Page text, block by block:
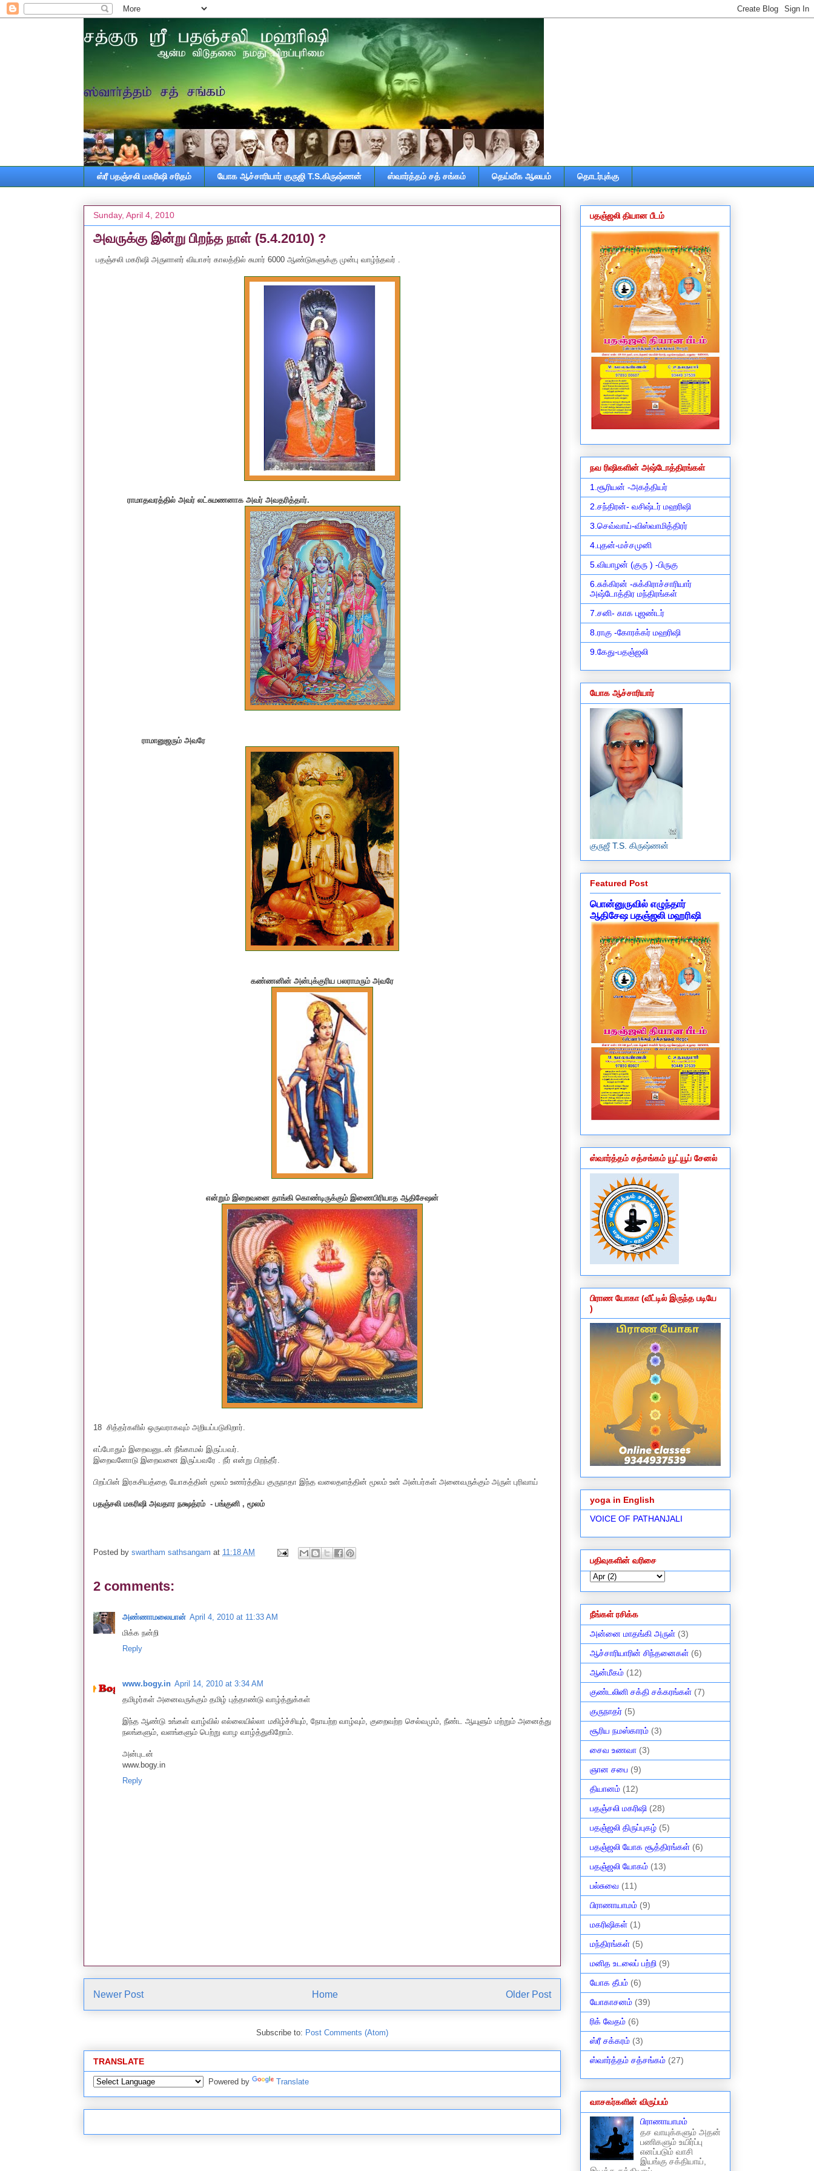
ஸ்ரீ பதஞ்சலி மகரிஷி சரிதம் யோக ஆச்சாரியார் குருஜி T.S.கிருஷ்ணன் ஸ்வார்த்தம் சத் சங்கம் தெய்வீக ஆலயம் தொடர்புக்கு
Sunday, April 4, 2010
அவருக்கு இன்று பிறந்த நாள் (5.4.2010) ?
பதஞ்சலி மகரிஷி அருளாளர் வியாசர் காலத்தில் சுமார் 6000 ஆண்டுகளுக்கு முன்பு வாழ்ந்தவர் .
ராமாதவரத்தில் அவர் லட்சுமணனாக அவர் அவதரித்தார்.
ராமானுஜரும் அவரே
கண்ணனின் அன்புக்குரிய பலராமரும் அவரே
என்றும் இறைவனை தாங்கி கொண்டிருக்கும் இணைபிரியாத ஆதிசேஷன்
18 சித்தர்களில் ஒருவராகவும் அறியப்படுகிறார்.
எப்போதும் இறைவனுடன் நீங்காமல் இருப்பவர்.
இறைவனோடு இறைவனை இருப்பவரே . நீர் என்று பிறந்தீர்.
பிறப்பின் இரகசியத்தை யோகத்தின் மூலம் உணர்த்திய குருநாதா இந்த வலைதளத்தின் மூலம் உன் அன்பர்கள் அனைவருக்கும் அருள் புரிவாய்
பதஞ்சலி மகரிஷி அவதார நக்ஷத்ரம் - பங்குனி , மூலம்
Posted by swartham sathsangam at 11:18 AM
2 comments:
அண்ணாமலையான் April 4, 2010 at 11:33 AM
மிக்க நன்றி
Reply
www.bogy.in April 14, 2010 at 3:34 AM
தமிழர்கள் அனைவருக்கும் தமிழ் புத்தாண்டு வாழ்த்துக்கள்
இந்த ஆண்டு உங்கள் வாழ்வில் எல்லையில்லா மகிழ்ச்சியும், நோயற்ற வாழ்வும், குறைவற்ற செல்வமும், நீண்ட ஆயுளும் மற்றும் அனைத்து
நலங்களும், வளங்களும் பெற்று வாழ வாழ்த்துகிறோம்.
அன்புடன்
www.bogy.in
Reply
Newer Post Older Post
Home
Subscribe to: Post Comments (Atom)
TRANSLATE
Powered by Translate
பதஞ்ஜலி தியான பீடம்
நவ ரிஷிகளின் அஷ்டோத்திரங்கள்
1.சூரியன் -அகத்தியர்
2.சந்திரன்- வசிஷ்டர் மஹரிஷி
3.செவ்வாய்-விஸ்வாமித்திரர்
4.புதன்-மச்சமுனி
5.வியாழன் (குரு ) -பிருகு
6.சுக்கிரன் -சுக்கிராச்சாரியார்
அஷ்டோத்திர மந்திரங்கள்
7.சனி- காக புஜண்டர்
8.ராகு -கோரக்கர் மஹரிஷி
9.கேது-பதஞ்ஜலி
யோக ஆச்சாரியார்
குருஜீ T.S. கிருஷ்ணன்
Featured Post
பொன்னுருவில் எழுந்தார்
ஆதிசேஷ பதஞ்ஜலி மஹரிஷி
ஸ்வார்த்தம் சத்சங்கம் யூட்யூப் சேனல்
பிராண யோகா (வீட்டில் இருந்த படியே
)
yoga in English
VOICE OF PATHANJALI
பதிவுகளின் வரிசை
நீங்கள் ரசிக்க
அன்னை மாதங்கி அருள் (3)
ஆச்சாரியாரின் சிந்தனைகள் (6)
ஆன்மீகம் (12)
குண்டலினி சக்தி சக்கரங்கள் (7)
குருநாதர் (5)
சூரிய நமஸ்காரம் (3)
சைவ உணவா (3)
ஞான சபை (9)
தியானம் (12)
பதஞ்சலி மகரிஷி (28)
பதஞ்ஜலி திருப்புகழ் (5)
பதஞ்ஜலி யோக சூத்திரங்கள் (6)
பதஞ்ஜலி யோகம் (13)
பல்சுவை (11)
பிராணாயாமம் (9)
மகரிஷிகள் (1)
மந்திரங்கள் (5)
மனித உடலைப் பற்றி (9)
யோக தீபம் (6)
யோகாசனம் (39)
ரிக் வேதம் (6)
ஸ்ரீ சக்கரம் (3)
ஸ்வார்த்தம் சத்சங்கம் (27)
வாசகர்களின் விருப்பம்
பிராணாயாமம்
தச வாயுக்களும் அதன்
பணிகளும் உயிர்ப்பு
எனப்படும் வாசி
இயங்கு சக்தியாய்,